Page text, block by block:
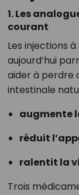
1. Les
courant
Les injections à
aujourd’hui
aider à perdre
intestinale
augmente
réduit
ralentit la
Trois